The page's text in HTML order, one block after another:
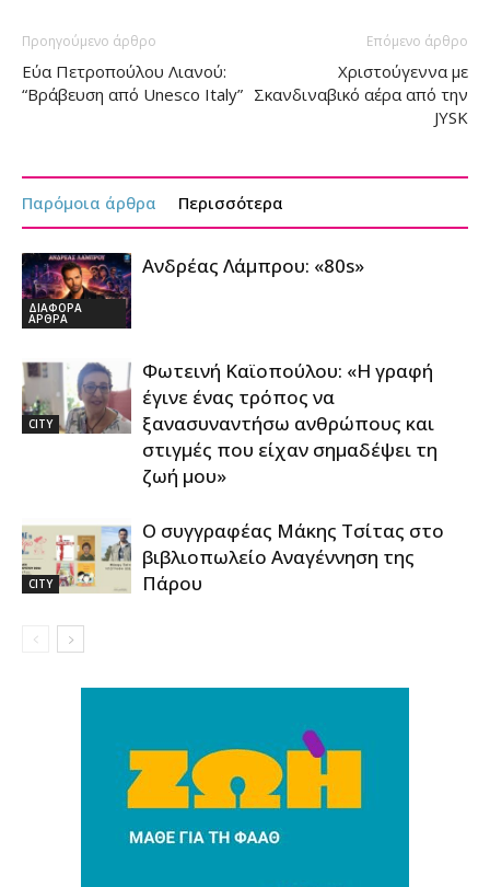
Προηγούμενο άρθρο
Εύα Πετροπούλου Λιανού:
“Βράβευση από Unesco Italy”
Επόμενο άρθρο
Χριστούγεννα με
Σκανδιναβικό αέρα από την
JYSK
Παρόμοια άρθρα Περισσότερα
ΔΙΑΦΟΡΑ
ΑΡΘΡΑ
Ανδρέας Λάμπρου: «80s»
CITY
Φωτεινή Καϊοπούλου: «Η γραφή
έγινε ένας τρόπος να
ξανασυναντήσω ανθρώπους και
στιγμές που είχαν σημαδέψει τη
ζωή μου»
CITY
Ο συγγραφέας Μάκης Τσίτας στο
βιβλιοπωλείο Αναγέννηση της
Πάρου